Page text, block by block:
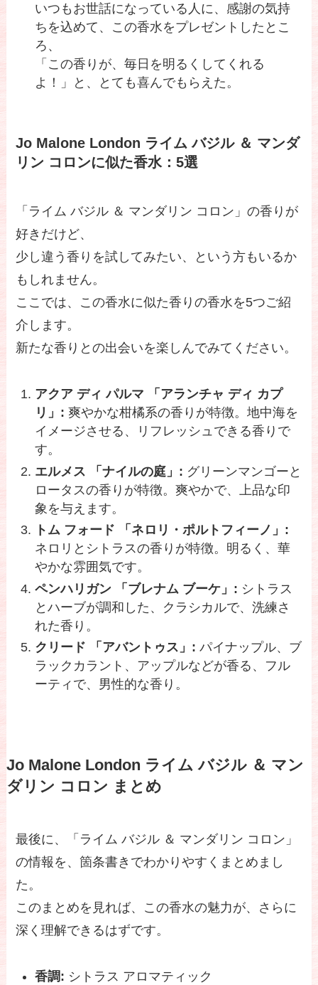
いつもお世話になっている人に、感謝の気持
ちを込めて、この香水をプレゼントしたとこ
ろ、
「この香りが、毎日を明るくしてくれる
よ！」と、とても喜んでもらえた。
Jo Malone London ライム バジル ＆ マンダ
リン コロンに似た香水：5選
「ライム バジル ＆ マンダリン コロン」の香りが
好きだけど、
少し違う香りを試してみたい、という方もいるか
もしれません。
ここでは、この香水に似た香りの香水を5つご紹
介します。
新たな香りとの出会いを楽しんでみてください。
アクア ディ パルマ 「アランチャ ディ カプ
リ」: 爽やかな柑橘系の香りが特徴。地中海を
イメージさせる、リフレッシュできる香りで
す。
エルメス 「ナイルの庭」: グリーンマンゴーと
ロータスの香りが特徴。爽やかで、上品な印
象を与えます。
トム フォード 「ネロリ・ポルトフィーノ」:
ネロリとシトラスの香りが特徴。明るく、華
やかな雰囲気です。
ペンハリガン 「ブレナム ブーケ」: シトラス
とハーブが調和した、クラシカルで、洗練さ
れた香り。
クリード 「アバントゥス」: パイナップル、ブ
ラックカラント、アップルなどが香る、フル
ーティで、男性的な香り。
Jo Malone London ライム バジル ＆ マン
ダリン コロン まとめ
最後に、「ライム バジル ＆ マンダリン コロン」
の情報を、箇条書きでわかりやすくまとめまし
た。
このまとめを見れば、この香水の魅力が、さらに
深く理解できるはずです。
香調: シトラス アロマティック